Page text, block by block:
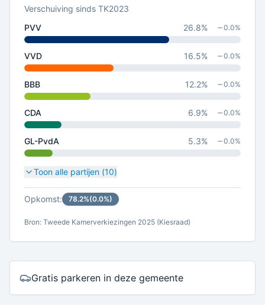
Verschuiving sinds TK2023
PVV
26.8% 0.0%
VVD 16.5% 0.0%
BBB 12.2% 0.0%
CDA 6.9% 0.0%
GL-PvdA 5.3% 0.0%
Toon alle partijen (10)
Opkomst: 78.2%(0.0%)
Bron: Tweede Kamerverkiezingen 2025 (Kiesraad)
Gratis parkeren in deze gemeente